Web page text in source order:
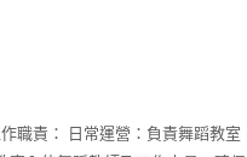
職責： 日常運營：負責舞蹈教室